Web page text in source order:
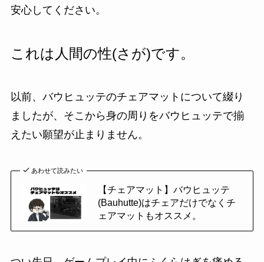
安心してください。
これは人間の性(さが)です。
以前、バウヒュッテのチェアマットについて綴り
ましたが、そこから身の周りをバウヒュッテで揃
えたい願望が止まりません。
あわせて読みたい
【チェアマット】バウヒュッテ
(Bauhutte)はチェアだけでなくチ
ェアマットもオススメ。